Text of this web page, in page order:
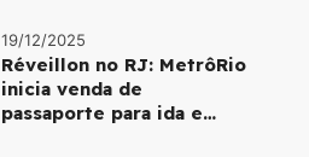
19/12/2025
Réveillon no RJ: MetrôRio
inicia venda de
passaporte para ida e